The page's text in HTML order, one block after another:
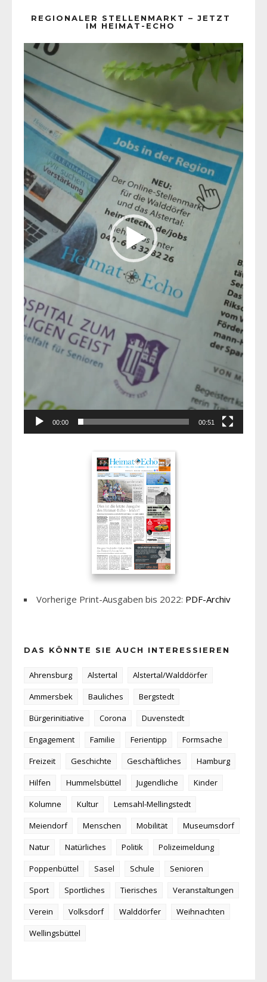
REGIONALER STELLENMARKT – JETZT
IM HEIMAT-ECHO
Player
00:00 00:51
Vorherige Print-Ausgaben bis 2022: PDF-Archiv
DAS KÖNNTE SIE AUCH INTERESSIEREN
Ahrensburg Alstertal
Alstertal/Walddörfer
Ammersbek
Bauliches
Bergstedt
Bürgerinitiative
Corona
Duvenstedt
Engagement
Familie Ferientipp
Formsache
Freizeit
Geschichte Geschäftliches
Hamburg
Hilfen
Hummelsbüttel Jugendliche
Kinder
Kolumne
Kultur
Lemsahl-Mellingstedt
Meiendorf
Menschen Mobilität
Museumsdorf
Natur
Natürliches Politik
Polizeimeldung
Poppenbüttel
Sasel Schule
Senioren
Sport
Sportliches Tierisches
Veranstaltungen
Verein
Volksdorf Walddörfer
Weihnachten
Wellingsbüttel